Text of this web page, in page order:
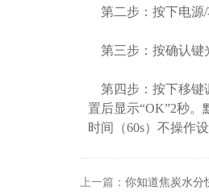
第二步：按下电源/
第三步：按确认键
第四步：按下移键
置后显示“OK”2秒
时间（60s）不操作
上一篇： 你知道焦炭水分